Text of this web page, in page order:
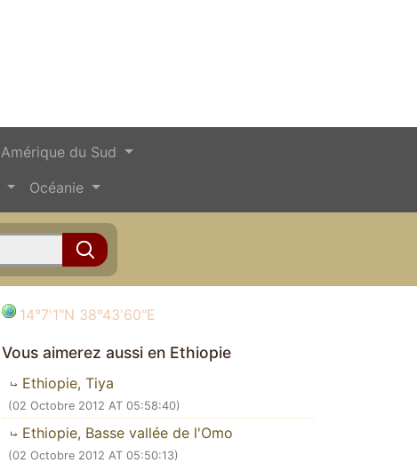
Amérique du Sud
Océanie
14°7'1"N 38°43'60"E
Vous aimerez aussi en Ethiopie
Ethiopie, Tiya
(02 Octobre 2012 AT 05:58:40)
Ethiopie, Basse vallée de l'Omo
(02 Octobre 2012 AT 05:50:13)